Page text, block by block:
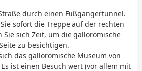
durch einen Fußgängertunnel.
sofort die Treppe auf der rechten
Sie sich Zeit, um die gallorömische
zu besichtigen.
das gallorömische Museum von
ist einen Besuch wert (vor allem mit